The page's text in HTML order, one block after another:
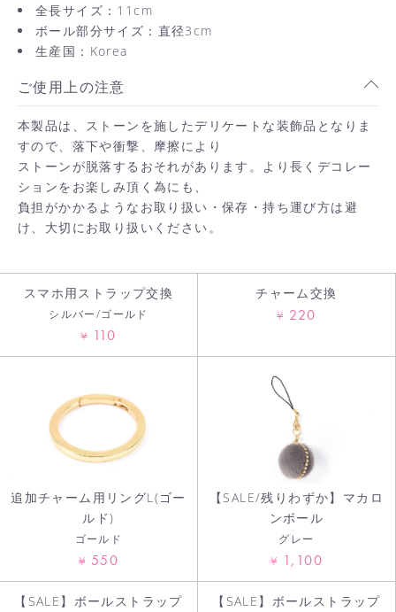
お買い物を続ける
カートへ進む
全長サイズ：11cm
ボール部分サイズ：直径3cm
生産国：Korea
ご使用上の注意
本製品は、ストーンを施したデリケートな装飾品となりま
すので、落下や衝撃、摩擦により
ストーンが脱落するおそれがあります。より長くデコレー
ションをお楽しみ頂く為にも、
負担がかかるようなお取り扱い・保存・持ち運び方は避
け、大切にお取り扱いください。
スマホ用ストラップ交換
シルバー/ゴールド
¥ 110
チャーム交換
¥ 220
追加チャーム用リングL(ゴー
ルド)
ゴールド
¥ 550
【SALE/残りわずか】マカロ
ンボール
グレー
¥ 1,100
【SALE】ボールストラップ
【SALE】ボールストラップ